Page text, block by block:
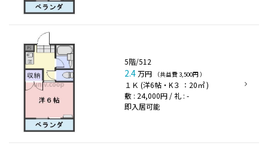
5階/512
2.4万円 （共益費 3,500円 ）
１Ｋ (洋6帖・K３ ：20㎡ )
敷 : 24,000円 / 礼 : -
即入居可能